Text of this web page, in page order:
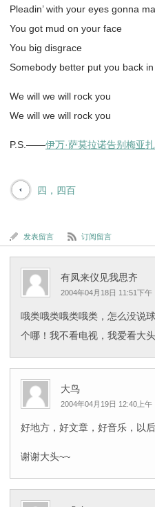
Pleadin’ with your eyes gonna
You got mud on your face
You big disgrace
Somebody better put you back
We will we will rock you
We will we will rock you
P.S.——伊万·萨莫拉诺告别梅亚
四，四百
发表留言 订阅留言
有凤来仪见我思齐
2004年04月18日 11:51下午
哦类哦类哦类哦类，怎么没说
个哪！我不看电视，我爱看大头
大鸟
2004年04月19日 12:40上午
好地方，好文章，好音乐，以
谢谢大头~~